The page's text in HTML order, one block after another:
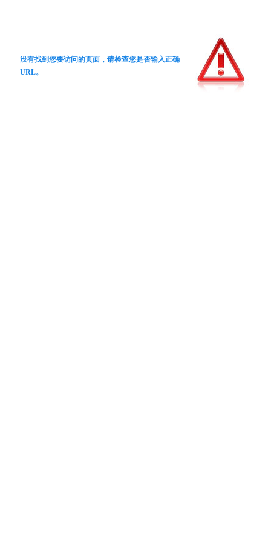
没有找到您要访问的页面，请检查您是否输入正确
URL。